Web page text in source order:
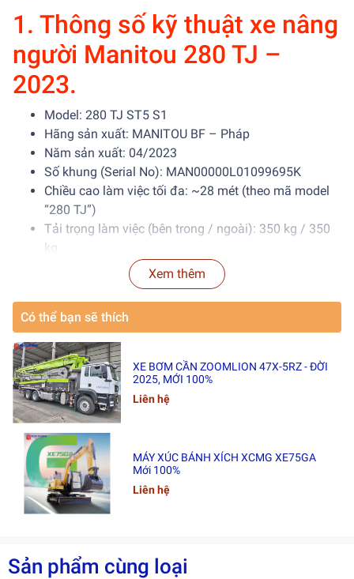
1. Thông số kỹ thuật xe nâng
người Manitou 280 TJ –
2023.
Model: 280 TJ ST5 S1
Hãng sản xuất: MANITOU BF – Pháp
Năm sản xuất: 04/2023
Số khung (Serial No): MAN00000L01099695K
Chiều cao làm việc tối đa: ~28 mét (theo mã model
“280 TJ”)
Tải trọng làm việc (bên trong / ngoài): 350 kg / 350
kg
Khối lượng thiết bị: 110 kg
Góc nghiêng làm việc tối đa: 4°
Tốc độ gió tối đa cho phép: 12.5 m/s
Công suất danh định: 34 kW
Nguồn điện: 12 VDC
Khối lượng không tải: 16,500 kg
Xem thêm
Có thể bạn sẽ thích
XE BƠM CẦN ZOOMLION 47X-5RZ - ĐỜI
2025, MỚI 100%
Liên hệ
MÁY XÚC BÁNH XÍCH XCMG XE75GA
Mới 100%
Liên hệ
Sản phẩm cùng loại